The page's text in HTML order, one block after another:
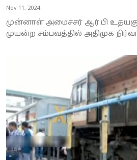
Nov 11, 2024
முன்னாள் அமைச்சர் ஆர்.பி
முயன்ற சம்பவத்தில் அதிமுக